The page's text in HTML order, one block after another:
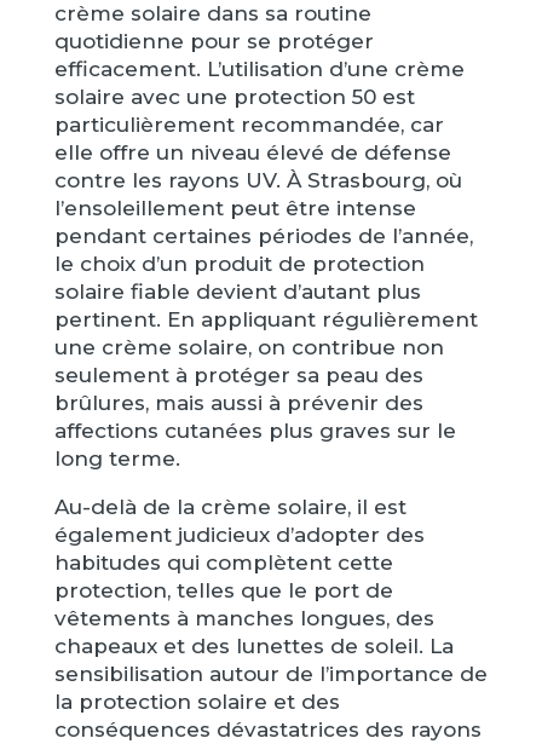
crème solaire dans sa routine
quotidienne pour se protéger
efficacement. L’utilisation d’une crème
solaire avec une protection 50 est
particulièrement recommandée, car
elle offre un niveau élevé de défense
contre les rayons UV. À Strasbourg, où
l’ensoleillement peut être intense
pendant certaines périodes de l’année,
le choix d’un produit de protection
solaire fiable devient d’autant plus
pertinent. En appliquant régulièrement
une crème solaire, on contribue non
seulement à protéger sa peau des
brûlures, mais aussi à prévenir des
affections cutanées plus graves sur le
long terme.
Au-delà de la crème solaire, il est
également judicieux d’adopter des
habitudes qui complètent cette
protection, telles que le port de
vêtements à manches longues, des
chapeaux et des lunettes de soleil. La
sensibilisation autour de l’importance de
la protection solaire et des
conséquences dévastatrices des rayons